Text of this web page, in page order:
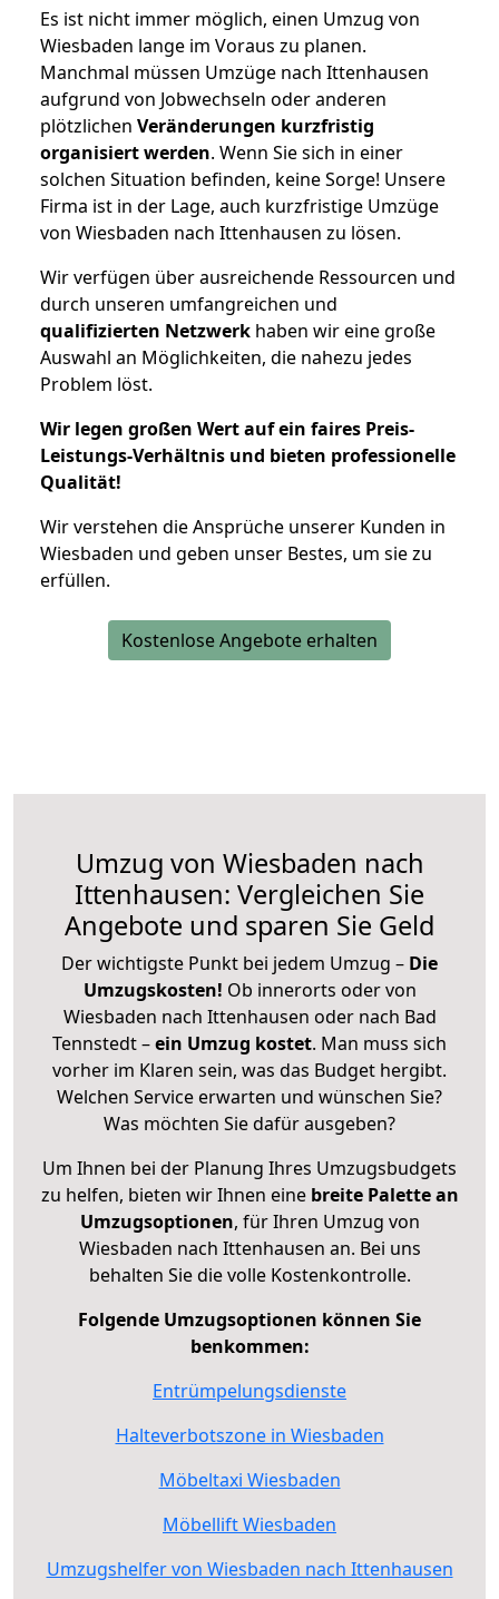
Es ist nicht immer möglich, einen Umzug von
Wiesbaden lange im Voraus zu planen.
Manchmal müssen Umzüge nach Ittenhausen
aufgrund von Jobwechseln oder anderen
plötzlichen Veränderungen kurzfristig
organisiert werden. Wenn Sie sich in einer
solchen Situation befinden, keine Sorge! Unsere
Firma ist in der Lage, auch kurzfristige Umzüge
von Wiesbaden nach Ittenhausen zu lösen.
Wir verfügen über ausreichende Ressourcen und
durch unseren umfangreichen und
qualifizierten Netzwerk haben wir eine große
Auswahl an Möglichkeiten, die nahezu jedes
Problem löst.
Wir legen großen Wert auf ein faires Preis-
Leistungs-Verhältnis und bieten professionelle
Qualität!
Wir verstehen die Ansprüche unserer Kunden in
Wiesbaden und geben unser Bestes, um sie zu
erfüllen.
Kostenlose Angebote erhalten
Umzug von Wiesbaden nach
Ittenhausen: Vergleichen Sie
Angebote und sparen Sie Geld
Der wichtigste Punkt bei jedem Umzug – Die
Umzugskosten! Ob innerorts oder von
Wiesbaden nach Ittenhausen oder nach Bad
Tennstedt –ein Umzug kostet. Man muss sich
vorher im Klaren sein, was das Budget hergibt.
Welchen Service erwarten und wünschen Sie?
Was möchten Sie dafür ausgeben?
Um Ihnen bei der Planung Ihres Umzugsbudgets
zu helfen, bieten wir Ihnen eine breite Palette an
Umzugsoptionen, für Ihren Umzug von
Wiesbaden nach Ittenhausen an. Bei uns
behalten Sie die volle Kostenkontrolle.
Folgende Umzugsoptionen können Sie
benkommen:
Entrümpelungsdienste
Halteverbotszone in Wiesbaden
Möbeltaxi Wiesbaden
Möbellift Wiesbaden
Umzugshelfer von Wiesbaden nach Ittenhausen